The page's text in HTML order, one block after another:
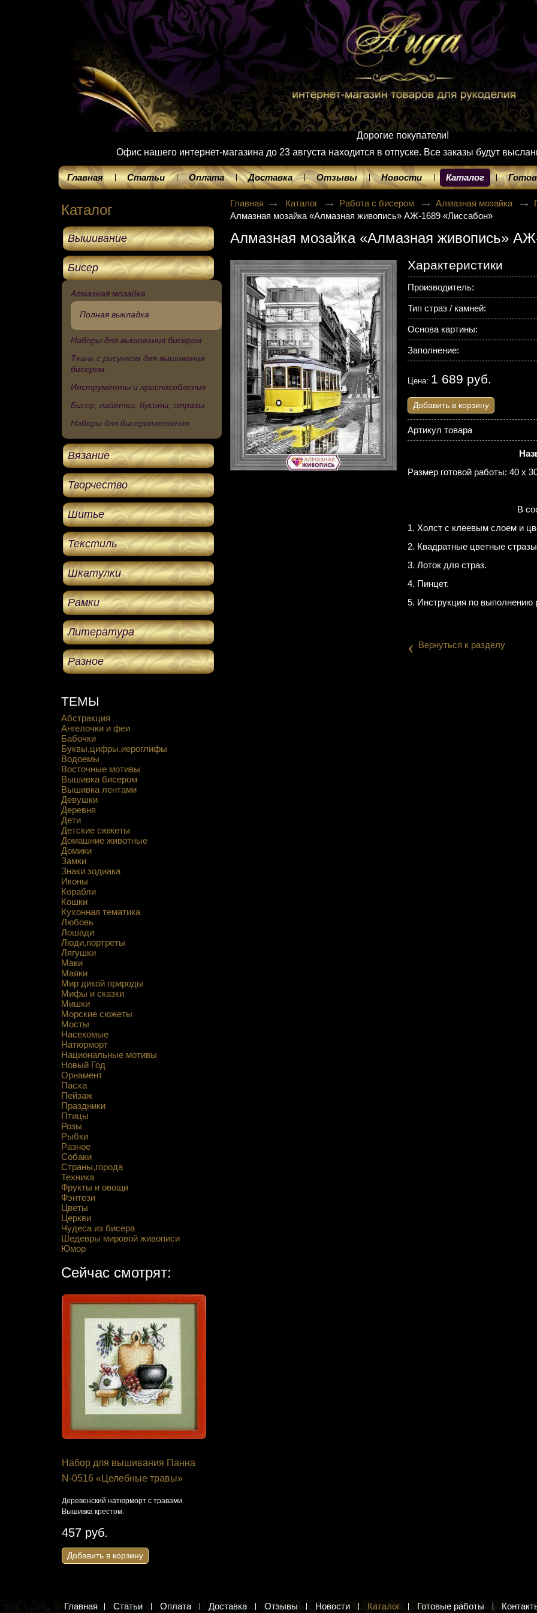
Дорогие покупатели!
Офис нашего интернет-магазина до 23 августа находится в отпуске. Все заказы будут
Главная Статьи Оплата Доставка Отзывы Новости Каталог
Каталог
Вышивание
Бисер
Алмазная мозайка
Полная выкладка
Наборы для вышивания бисером
Ткань с рисунком для вышивания
бисером
Инструменты и приспособления
Бисер, пайетки, бусины, стразы
Наборы для бисероплетения
Вязание
Творчество
Шитье
Текстиль
Шкатулки
Рамки
Литература
Разное
ТЕМЫ
Абстракция
Ангелочки и феи
Бабочки
Буквы,цифры,иероглифы
Водоемы
Восточные мотивы
Вышивка бисером
Вышивка лентами
Девушки
Деревня
Дети
Детские сюжеты
Домашние животные
Домики
Замки
Знаки зодиака
Иконы
Корабли
Кошки
Кухонная тематика
Любовь
Лошади
Люди,портреты
Лягушки
Маки
Маяки
Мир дикой природы
Мифы и сказки
Мишки
Морские сюжеты
Мосты
Насекомые
Натюрморт
Национальные мотивы
Новый Год
Орнамент
Пасха
Пейзаж
Праздники
Птицы
Розы
Рыбки
Разное
Собаки
Страны,города
Техника
Фрукты и овощи
Фэнтези
Цветы
Церкви
Чудеса из бисера
Шедевры мировой живописи
Юмор
Сейчас смотрят:
Набор для вышивания Панна
N-0516 «Целебные травы»
Деревенский натюрморт с травами.
Вышивка крестом.
457 руб.
Добавить в корзину
Главная Каталог Работа с бисером Алмазная мозайка
Алмазная мозайка «Алмазная живопись» АЖ-1689 «Лиссабон»
Алмазная мозайка «Алмазная живопись»
Характеристики
Производитель:
Тип страз / камней:
Основа картины:
Заполнение:
Цена: 1 689 руб.
Добавить в корзину
Артикул товара
Размер готовой работы: 40 х
В
1. Холст с клеевым слоем и
2. Квадратные цветные
3. Лоток для страз.
4. Пинцет.
5. Инструкция по выполнению
‹ Вернуться к разделу
Главная Статьи Оплата Доставка Отзывы Новости Каталог Готовые работы